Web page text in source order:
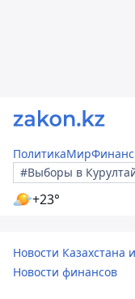
ПолитикаМир
#Выборы в
+23°
Новости Казахстана
Новости финансов